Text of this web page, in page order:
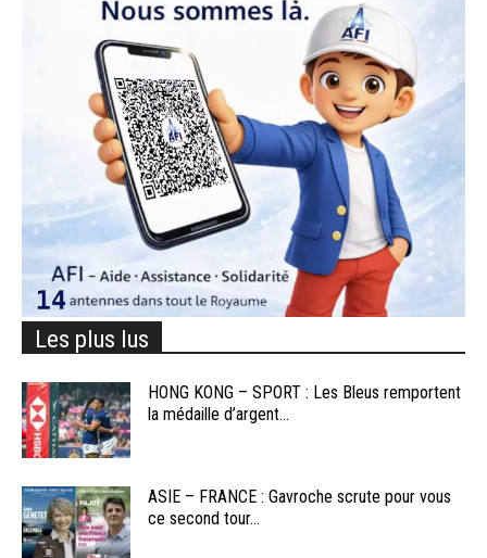
Les plus lus
HONG KONG – SPORT : Les Bleus remportent
la médaille d’argent...
ASIE – FRANCE : Gavroche scrute pour vous
ce second tour...